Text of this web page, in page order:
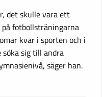
det skulle vara ett
fotbollsträningarna
kvar i sporten och i
söka sig till andra
säger han.